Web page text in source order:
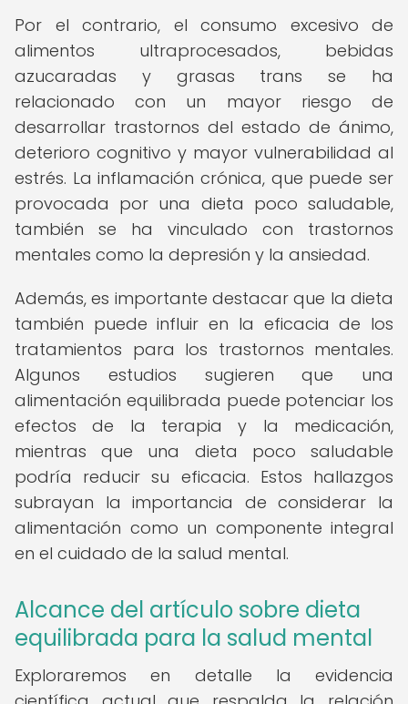
Por el contrario, el consumo excesivo de
alimentos ultraprocesados, bebidas
azucaradas y grasas trans se ha
relacionado con un mayor riesgo de
desarrollar trastornos del estado de ánimo,
deterioro cognitivo y mayor vulnerabilidad al
estrés. La inflamación crónica, que puede ser
provocada por una dieta poco saludable,
también se ha vinculado con trastornos
mentales como la depresión y la ansiedad.
Además, es importante destacar que la dieta
también puede influir en la eficacia de los
tratamientos para los trastornos mentales.
Algunos estudios sugieren que una
alimentación equilibrada puede potenciar los
efectos de la terapia y la medicación,
mientras que una dieta poco saludable
podría reducir su eficacia. Estos hallazgos
subrayan la importancia de considerar la
alimentación como un componente integral
en el cuidado de la salud mental.
Alcance del artículo sobre dieta
equilibrada para la salud mental
Exploraremos en detalle la evidencia